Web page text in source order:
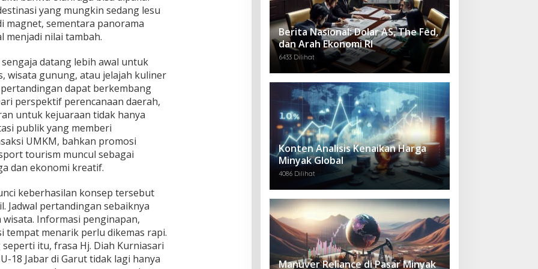
yang mungkin sedang lesu
magnet, sementara panorama
menjadi nilai tambah.
datang lebih awal untuk
wisata gunung, atau jelajah kuliner
dapat berkembang
perspektif perencanaan daerah,
untuk kejuaraan tidak hanya
publik yang memberi
UMKM, bahkan promosi
tourism muncul sebagai
dan ekonomi kreatif.
keberhasilan konsep tersebut
Jadwal pertandingan sebaiknya
Informasi penginapan,
menarik perlu dikemas rapi.
itu, frasa Hj. Diah Kurniasari
18 Jabar di Garut tidak lagi hanya
Berita Nasional: Dolar AS, The Fed,
dan Arah Ekonomi RI
6433 Dilihat
Konten Analisis Kenaikan Harga
Minyak Global
4086 Dilihat
Manuver Reliance di Pasar Minyak